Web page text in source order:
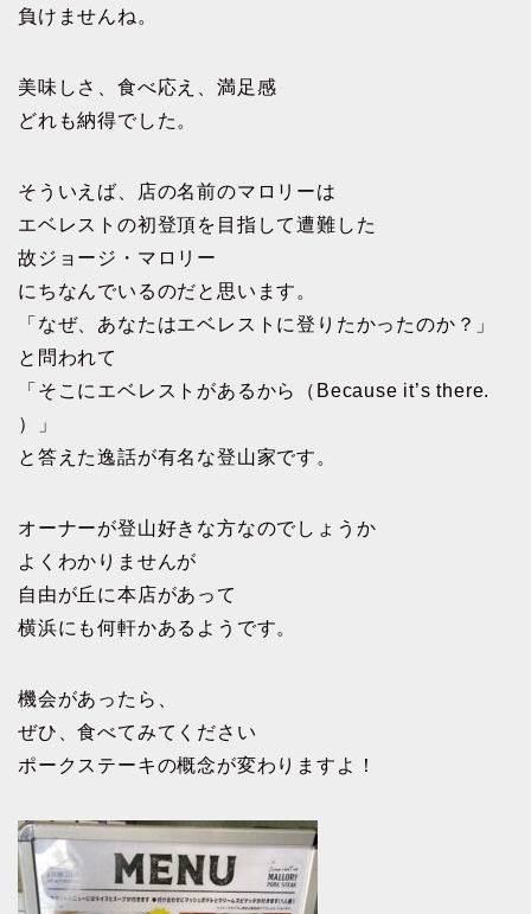
負けませんね。
美味しさ、食べ応え、満足感
どれも納得でした。
そういえば、店の名前のマロリーは
エベレストの初登頂を目指して遭難した
故ジョージ・マロリー
にちなんでいるのだと思います。
「なぜ、あなたはエベレストに登りたかったのか？」
と問われて
「そこにエベレストがあるから（Because it’s there.
）」
と答えた逸話が有名な登山家です。
オーナーが登山好きな方なのでしょうか
よくわかりませんが
自由が丘に本店があって
横浜にも何軒かあるようです。
機会があったら、
ぜひ、食べてみてください
ポークステーキの概念が変わりますよ！